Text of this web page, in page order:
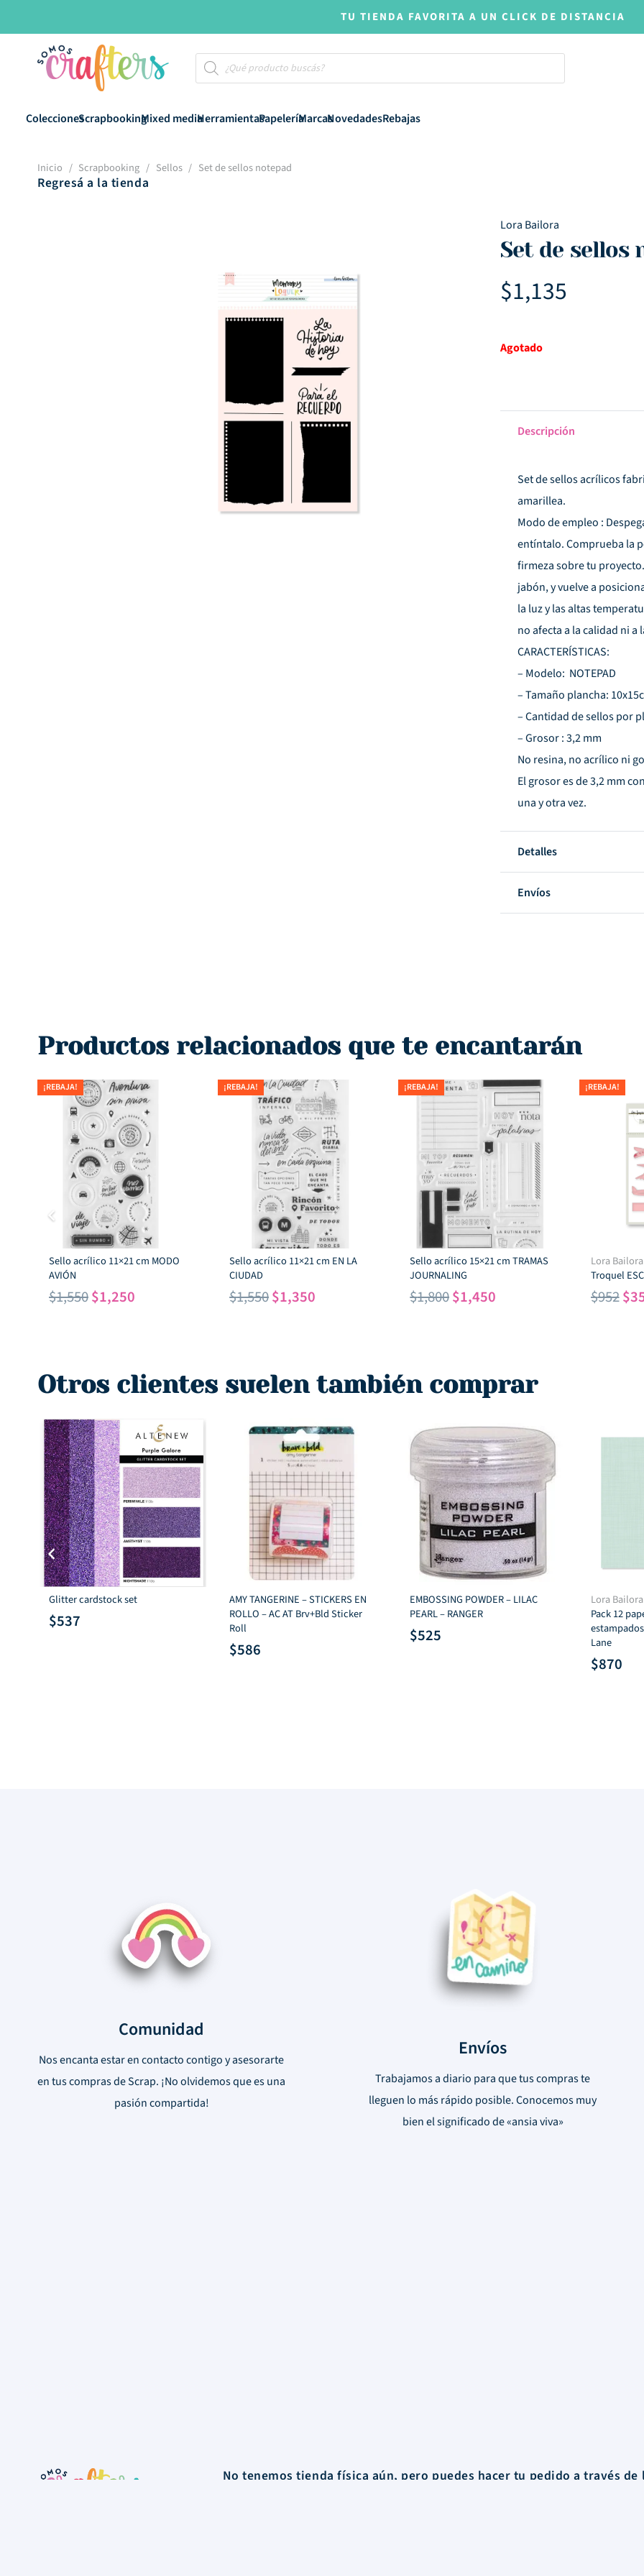
TU TIENDA FAVORITA A UN CLICK DE DISTANCIA
Búsqueda
de
productos
ColeccionesScrapbookingMixed mediaHerramientasPapeleríaMarcasNovedadesRebajas
Inicio / Scrapbooking / Sellos / Set de sellos notepad
Regresá a la tienda
Lora Bailora
Set de sellos
$1,135
Agotado
Descripción
Set de sellos acrílicos
amarillea.
Modo de empleo :
entíntalo. Comprueba la
firmeza sobre tu
jabón, y vuelve a
la luz y las altas
no afecta a la calidad ni a
CARACTERÍSTICAS:
– Modelo: NOTEPAD
– Tamaño plancha:
– Cantidad de sellos por
– Grosor : 3,2 mm
No resina, no acrílico ni
El grosor es de 3,2 mm
una y otra vez.
Detalles
Envíos
Productos relacionados que te encantarán
¡REBAJA!
Sello acrílico 11×21 cm MODO
AVIÓN
$1,550El
$1,550.
$1,250El
$1,250.
¡REBAJA!
Sello acrílico 11×21 cm EN LA
CIUDAD
$1,550El
$1,550.
$1,350
$1,350.
¡REBAJA!
Sello acrílico 15×21 cm TRAMAS
JOURNALING
$1,800El
$1,800.
$1,450
$1,450.
¡REBAJA!
Lora Bailora
Troquel
$952El
$
Otros clientes suelen también comprar
Glitter cardstock set
$537
AMY TANGERINE – STICKERS EN
ROLLO – AC AT Brv+Bld Sticker
Roll
$586
EMBOSSING POWDER – LILAC
PEARL – RANGER
$525
Lora Bailora
Pack 12
Lane
$870
Comunidad
Nos encanta estar en contacto contigo y asesorarte
en tus compras de Scrap. ¡No olvidemos que es una
pasión compartida!
Envíos
Trabajamos a diario para que tus compras te
lleguen lo más rápido posible. Conocemos muy
bien el significado de «ansia viva»
No tenemos tienda física aún, pero puedes hacer tu pedido a través de